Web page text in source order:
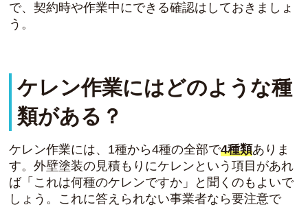
で、契約時や作業中にできる確認はしておきましょ
う。
ケレン作業にはどのような種
類がある？
ケレン作業には、1種から4種の全部で4種類ありま
す。外壁塗装の見積もりにケレンという項目があれ
ば「これは何種のケレンですか」と聞くのもよいで
しょう。これに答えられない事業者なら要注意で